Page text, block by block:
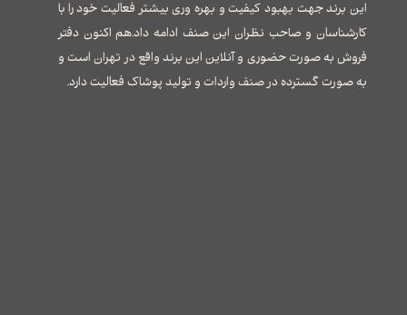
این برند جهت بهبود کیفیت و بهره وری بیشتر فعالیت خود را با
کارشناسان و صاحب نظران این صنف ادامه داد.هم اکنون دفتر
فروش به صورت حضوری و آنلاین این برند واقع در تهران است و
به صورت گسترده در صنف واردات و تولید پوشاک فعالیت دارد.